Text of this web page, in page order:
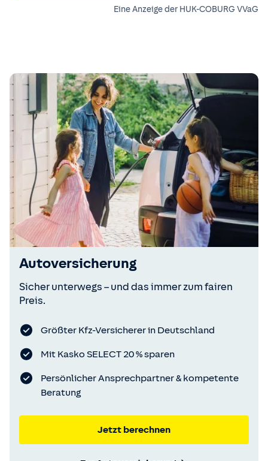
Eine Anzeige der HUK-COBURG VVaG
Autoversicherung
Sicher unterwegs – und das immer zum fairen
Preis.
Größter Kfz-Versicherer in Deutschland
Mit Kasko SELECT 20 % sparen
Persönlicher Ansprechpartner & kompetente
Beratung
Jetzt berechnen